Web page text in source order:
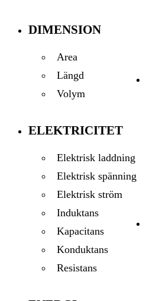
DIMENSION
Area
Längd
Volym
ELEKTRICITET
Elektrisk laddning
Elektrisk spänning
Elektrisk ström
Induktans
Kapacitans
Konduktans
Resistans